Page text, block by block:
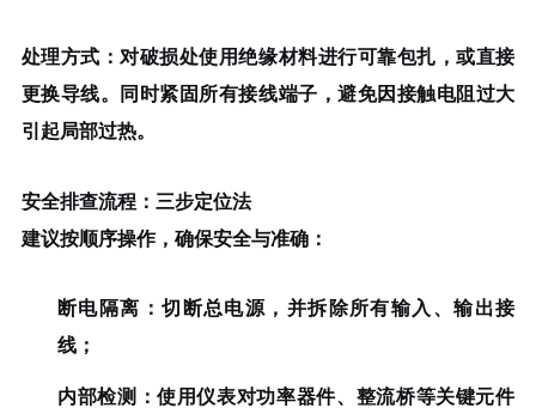
处理方式 ：对破损处使用绝缘材料进行可靠包扎，或直接
更换导线。同时紧固所有接线端子，避免因接触电阻过大
引起局部过热。
安全排查流程：三步定位法
建议按顺序操作，确保安全与准确：
断电隔离 ：切断总电源，并拆除所有输入、输出接
线；
内部检测 ：使用仪表对功率器件、整流桥等关键元件